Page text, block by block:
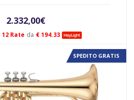
12 Rate da € 194.33
2.332,00€
SPEDITO GRATIS